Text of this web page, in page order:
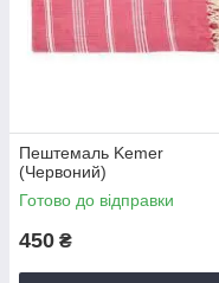
Пештемаль Kemer
(Червоний)
Готово до відправки
450 ₴